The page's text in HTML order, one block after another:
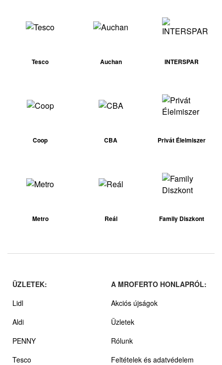
Tesco Auchan INTERSPAR
Coop CBA Privát Élelmiszer
Metro Reál Family Diszkont
ÜZLETEK:
Lidl
Aldi
PENNY
Tesco
A MROFERTO HONLAPRÓL:
Akciós újságok
Üzletek
Rólunk
Feltételek és adatvédelem